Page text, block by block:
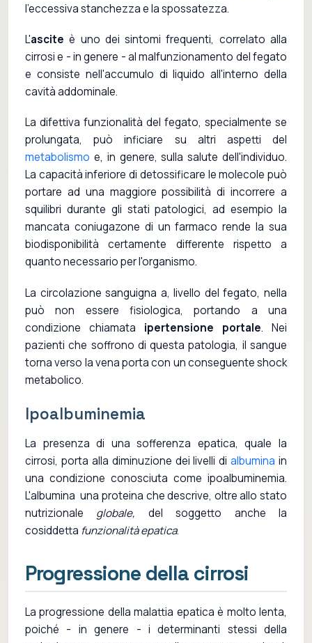
l'eccessiva stanchezza e la spossatezza.
L'ascite è uno dei sintomi frequenti, correlato alla
cirrosi e - in genere - al malfunzionamento del fegato
e consiste nell'accumulo di liquido all'interno della
cavità addominale.
La difettiva funzionalità del fegato, specialmente se
prolungata, può inficiare su altri aspetti del
metabolismo e, in genere, sulla salute dell'individuo.
La capacità inferiore di detossificare le molecole può
portare ad una maggiore possibilità di incorrere a
squilibri durante gli stati patologici, ad esempio la
mancata coniugazone di un farmaco rende la sua
biodisponibilità certamente differente rispetto a
quanto necessario per l'organismo.
La circolazione sanguigna a, livello del fegato, nella
può non essere fisiologica, portando a una
condizione chiamata ipertensione portale. Nei
pazienti che soffrono di questa patologia, il sangue
torna verso la vena porta con un conseguente shock
metabolico.
Ipoalbuminemia
La presenza di una sofferenza epatica, quale la
cirrosi, porta alla diminuzione dei livelli dialbumina in
una condizione conosciuta come ipoalbuminemia.
L'albumina una proteina che descrive, oltre allo stato
nutrizionale globale, del soggetto anche la
cosiddetta funzionalità epatica.
Progressione della cirrosi
La progressione della malattia epatica è molto lenta,
poiché - in genere - i determinanti stessi della